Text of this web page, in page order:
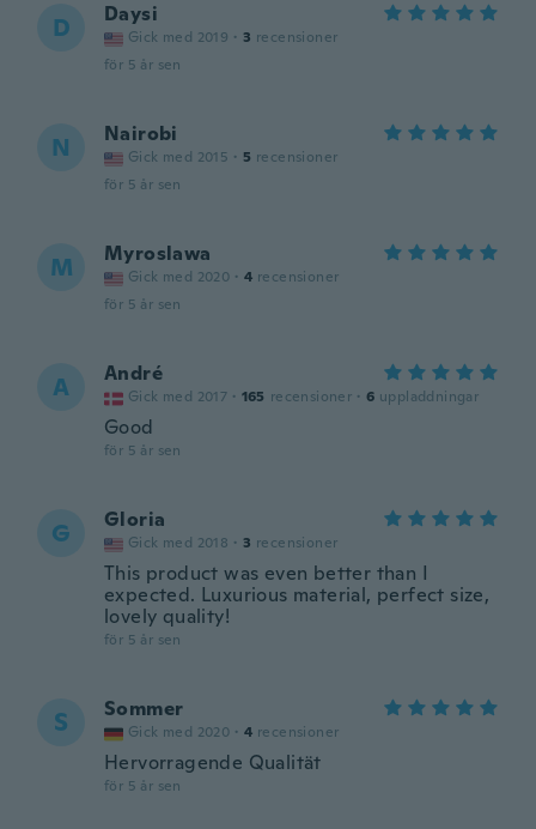
D Daysi
Gick med 2019 · 3 recensioner
för 5 år sen
N Nairobi
Gick med 2015 · 5 recensioner
för 5 år sen
M Myroslawa
Gick med 2020 · 4 recensioner
för 5 år sen
A André
Gick med 2017 · 165 recensioner · 6 uppladdningar
Good
för 5 år sen
G Gloria
Gick med 2018 · 3 recensioner
This product was even better than I
expected. Luxurious material, perfect size,
lovely quality!
för 5 år sen
S Sommer
Gick med 2020 · 4 recensioner
Hervorragende Qualität
för 5 år sen